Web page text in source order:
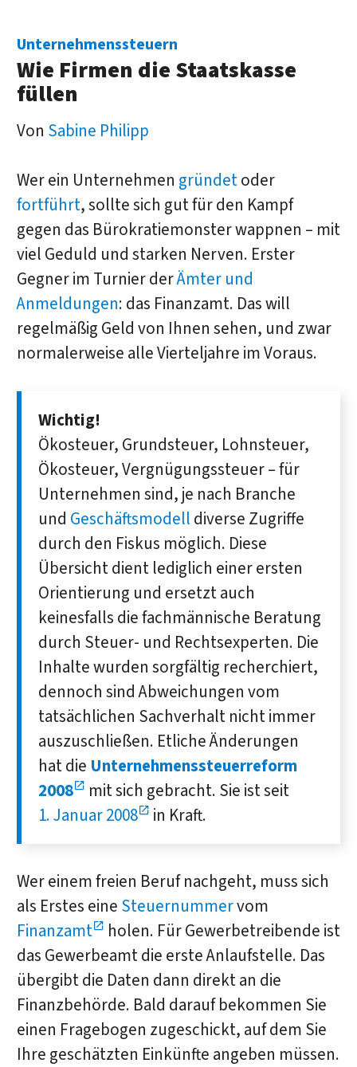
Unternehmenssteuern
Wie Firmen die Staatskasse
füllen
Von Sabine Philipp
Wer ein Unternehmen gründetoder
fortführt, sollte sich gut für den Kampf
gegen das Bürokratiemonster wappnen – mit
viel Geduld und starken Nerven. Erster
Gegner im Turnier derÄmter und
Anmeldungen: das Finanzamt. Das will
regelmäßig Geld von Ihnen sehen, und zwar
normalerweise alle Vierteljahre im Voraus.
Wichtig!
Ökosteuer, Grundsteuer, Lohnsteuer,
Ökosteuer, Vergnügungssteuer – für
Unternehmen sind, je nach Branche
und Geschäftsmodell diverse Zugriffe
durch den Fiskus möglich. Diese
Übersicht dient lediglich einer ersten
Orientierung und ersetzt auch
keinesfalls die fachmännische Beratung
durch Steuer- und Rechtsexperten. Die
Inhalte wurden sorgfältig recherchiert,
dennoch sind Abweichungen vom
tatsächlichen Sachverhalt nicht immer
auszuschließen. Etliche Änderungen
hat die Unternehmenssteuerreform
2008
mit sich gebracht. Sie ist seit
1. Januar 2008
in Kraft.
Wer einem freien Beruf nachgeht, muss sich
als Erstes eine Steuernummervom
Finanzamt
holen. Für Gewerbetreibende ist
das Gewerbeamt die erste Anlaufstelle. Das
übergibt die Daten dann direkt an die
Finanzbehörde. Bald darauf bekommen Sie
einen Fragebogen zugeschickt, auf dem Sie
Ihre geschätzten Einkünfte angeben müssen.